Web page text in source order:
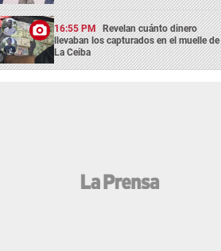
16:55 PM Revelan cuánto dinero
llevaban los capturados en el muelle de
La Ceiba